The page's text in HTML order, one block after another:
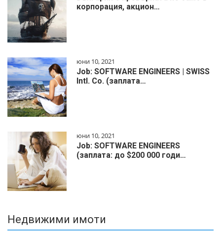
корпорация, акцион…
юни 10, 2021
Job: SOFTWARE ENGINEERS | SWISS
Intl. Co. (заплата…
юни 10, 2021
Job: SOFTWARE ENGINEERS
(заплата: до $200 000 годи…
Недвижими имоти